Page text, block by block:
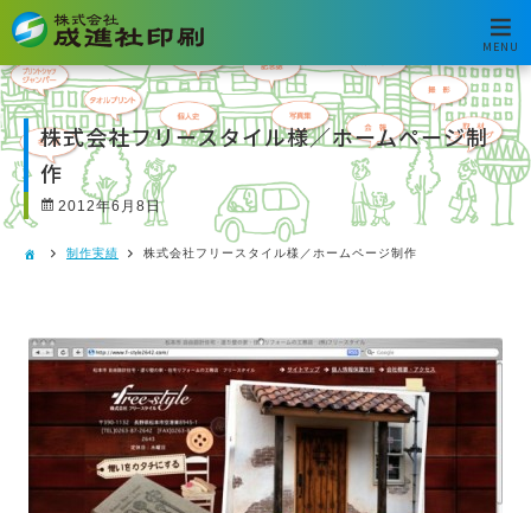
MENU
株式会社フリースタイル様／ホームページ制
作
2012年6月8日
制作実績 株式会社フリースタイル様／ホームページ制作